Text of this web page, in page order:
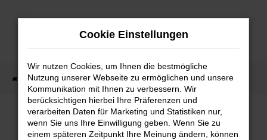
Zum
Startseite Fahrzeugangebote Fahrzeug-Showroom
Cookie Einstellungen
Wir nutzen Cookies, um Ihnen die bestmögliche
Nutzung unserer Webseite zu ermöglichen und unsere
Kommunikation mit Ihnen zu verbessern. Wir
berücksichtigen hierbei Ihre Präferenzen und
verarbeiten Daten für Marketing und Statistiken nur,
wenn Sie uns Ihre Einwilligung geben. Wenn Sie zu
einem späteren Zeitpunkt Ihre Meinung ändern, können